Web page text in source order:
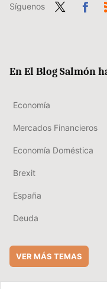
Síguenos
En El Blog Salmón
Economía
Mercados Financieros
Economía Doméstica
Brexit
España
Deuda
VER MÁS TEMAS